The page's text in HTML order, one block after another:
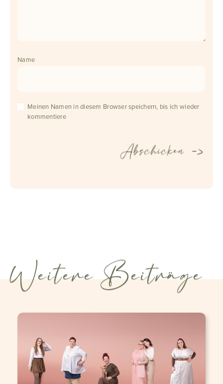
Name
Meinen Namen in diesem Browser speichern, bis ich wieder
kommentiere
Weitere Beiträge